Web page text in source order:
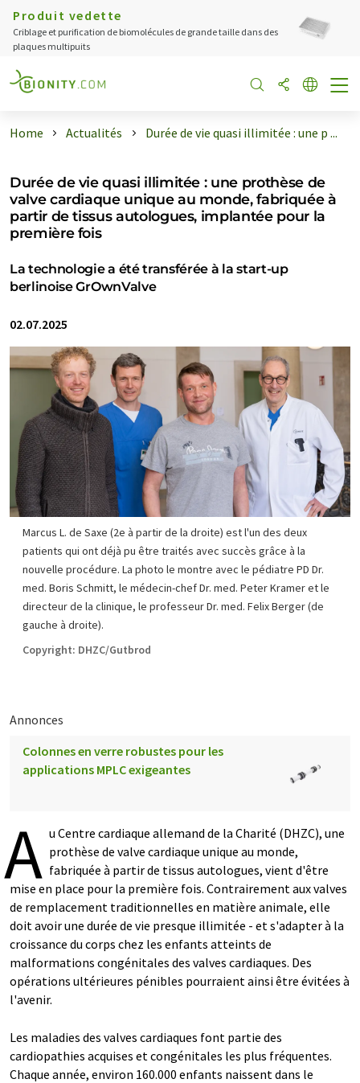
Produit vedette
Criblage et purification de biomolécules de grande taille dans des
plaques multipuits
Home Actualités Durée de vie quasi illimitée : une p ...
Durée de vie quasi illimitée : une prothèse de
valve cardiaque unique au monde, fabriquée à
partir de tissus autologues, implantée pour la
première fois
La technologie a été transférée à la start-up
berlinoise GrOwnValve
02.07.2025
Marcus L. de Saxe (2e à partir de la droite) est l'un des deux
patients qui ont déjà pu être traités avec succès grâce à la
nouvelle procédure. La photo le montre avec le pédiatre PD Dr.
med. Boris Schmitt, le médecin-chef Dr. med. Peter Kramer et le
directeur de la clinique, le professeur Dr. med. Felix Berger (de
gauche à droite).
Copyright: DHZC/Gutbrod
Annonces
Colonnes en verre robustes pour les
applications MPLC exigeantes
A u Centre cardiaque allemand de la Charité (DHZC), une
prothèse de valve cardiaque unique au monde,
fabriquée à partir de tissus autologues, vient d'être
mise en place pour la première fois. Contrairement aux valves
de remplacement traditionnelles en matière animale, elle
doit avoir une durée de vie presque illimitée - et s'adapter à la
croissance du corps chez les enfants atteints de
malformations congénitales des valves cardiaques. Des
opérations ultérieures pénibles pourraient ainsi être évitées à
l'avenir.
Les maladies des valves cardiaques font partie des
cardiopathies acquises et congénitales les plus fréquentes.
Chaque année, environ 160.000 enfants naissent dans le